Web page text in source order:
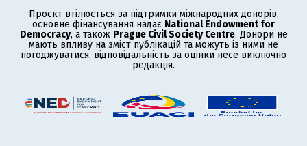
Проєкт втілюється за підтримки міжнародних донорів,
основне фінансування надає National Endowment for
Democracy, а також Prague Civil Society Centre. Донори не
мають впливу на зміст публікацій та можуть із ними не
погоджуватися, відповідальність за оцінки несе виключно
редакція.